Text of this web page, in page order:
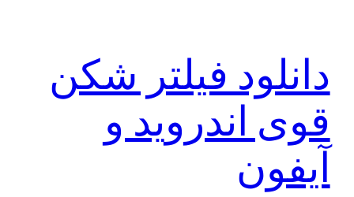
دانلود فیلتر شکن
قوی اندروید و
آیفون